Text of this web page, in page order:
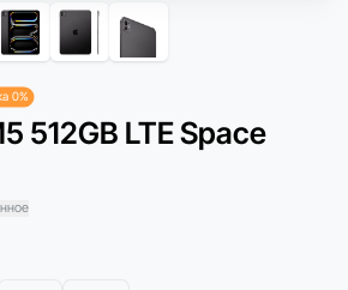
512GB LTE Space
0%